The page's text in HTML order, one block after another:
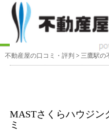
不動産屋の口コミ・評判 > 三鷹駅の
MASTさくらハウジン
ミ